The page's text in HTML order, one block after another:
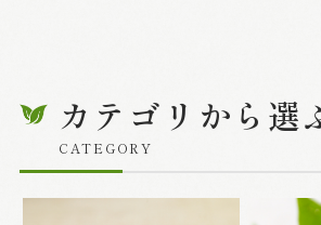
カテゴリから選
CATEGORY